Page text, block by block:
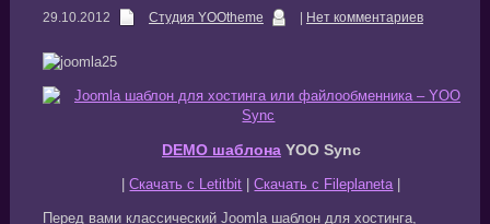
29.10.2012 Студия YOOtheme Нет комментариев
DEMO шаблонаYOO Sync
|Скачать с Letitbit |Скачать с Fileplaneta|
Перед вами классический Joomla шаблон для хостинга,